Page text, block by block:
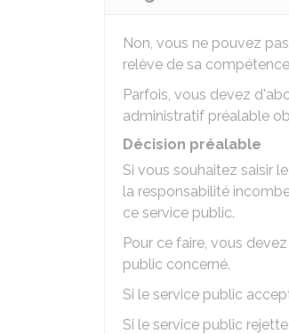
Non, vous ne pouvez
relève de sa
Parfois, vous devez
administratif préalable
Décision préalable
Si vous souhaitez saisir
la responsabilité
ce service public.
Pour ce faire, vous
public concerné.
Si le service public
Si le service public